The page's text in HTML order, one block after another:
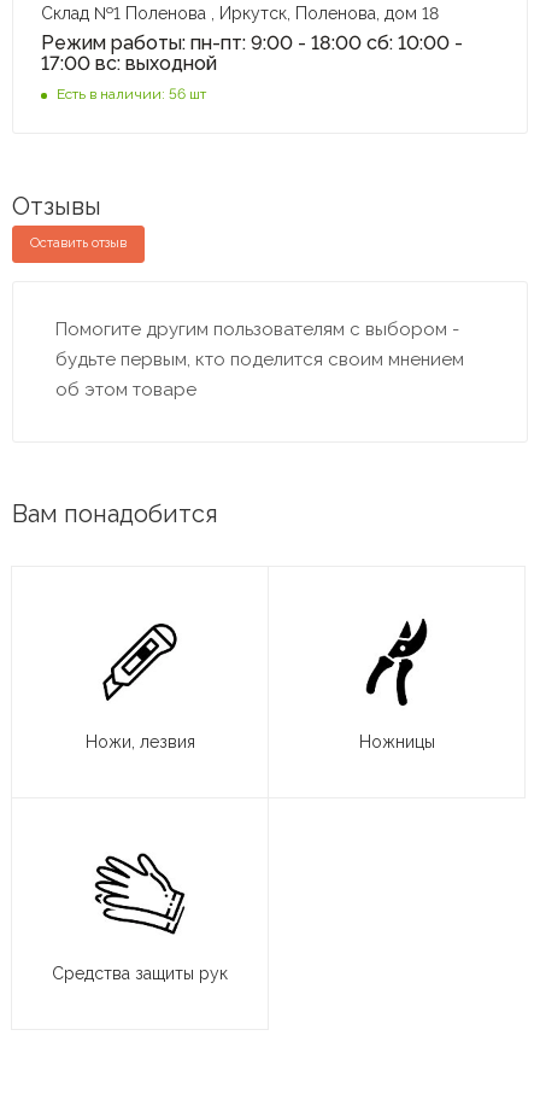
Склад №1 Поленова , Иркутск, Поленова, дом 18
Режим работы: пн-пт: 9:00 - 18:00 сб: 10:00 -
17:00 вс: выходной
Есть в наличии: 56 шт
Отзывы
Оставить отзыв
Помогите другим пользователям с выбором -
будьте первым, кто поделится своим мнением
об этом товаре
Вам понадобится
Ножи, лезвия Ножницы
Средства защиты рук